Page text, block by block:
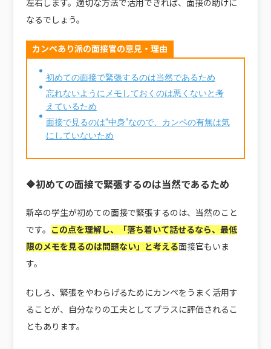
左右します。適切な方法で活用できれば、面接の助けに
なるでしょう。
カンペあり派の面接官の意見・理由
初めての面接で緊張するのは当然であるため
忘れないようにメモしておくのは悪くないと考
えているため
面接で見るのは“中身”なので、カンペの有無は気
にしていないため
🔶初めての面接で緊張するのは当然であるため
新卒の学生が初めての面接で緊張するのは、当然のこと
です。
この点を理解し、「落ち着いて話せるなら、最低
限のメモを見るのは問題ない」と考える面接官もいま
す。
むしろ、緊張をやわらげるためにカンペをうまく活用す
ることが、自分なりの工夫としてプラスに評価されるこ
ともあります。